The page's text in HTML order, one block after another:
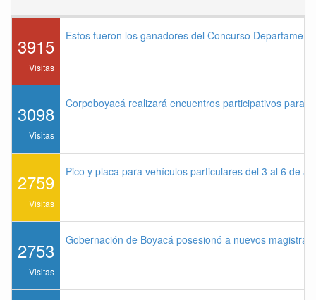
3915
Visitas
Estos fueron los ganadores del Concurso
3098
Visitas
Corpoboyacá realizará encuentros participativos para
2759
Visitas
Pico y placa para vehículos particulares del 3 al 6 de
2753
Visitas
Gobernación de Boyacá posesionó a nuevos